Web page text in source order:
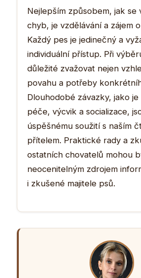
Nejlepším způsobem, jak se
chyb, je vzdělávání a zájem
Každý pes je jedinečný a
individuální přístup. Při
důležité zvažovat nejen
povahu a potřeby
Dlouhodobé závazky, jako
péče, výcvik a socializace,
úspěšnému soužití s naším
přítelem. Praktické rady a
ostatních chovatelů mohou
neocenitelným zdrojem
i zkušené majitele psů.